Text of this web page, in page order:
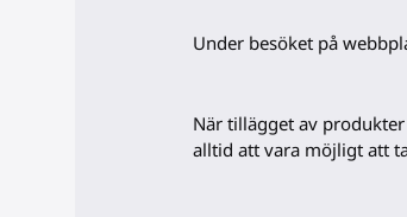
Under besöket på
När tillägget av
alltid att vara möjligt att